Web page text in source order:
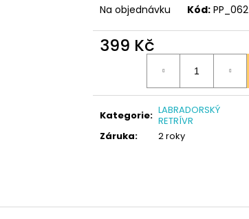
Na objednávku Kód: PP_062
399 Kč
Kategorie: LABRADORSKÝ
RETRÍVR
Záruka: 2 roky
I WILL LOVE YOU